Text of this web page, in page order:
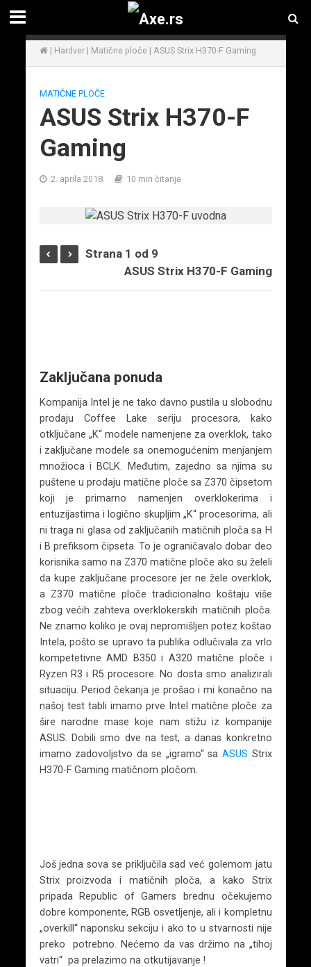
| Hardver| Matične ploče| ASUS Strix H370-F Gaming
MATIČNE PLOČE
ASUS Strix H370-F
Gaming
2. aprila 2018. 10 min čitanja
Strana 1 od 9
ASUS Strix H370-F Gaming
Zaključana ponuda
Kompanija Intel je ne tako davno pustila u slobodnu
prodaju Coffee Lake seriju procesora, kako
otključane „K“ modele namenjene za overklok, tako
i zaključane modele sa onemogućenim menjanjem
množioca i BCLK. Međutim, zajedno sa njima su
puštene u prodaju matične ploče sa Z370 čipsetom
koji je primarno namenjen overklokerima i
entuzijastima i logično skupljim „K“ procesorima, ali
ni traga ni glasa od zaključanih matičnih ploča sa H
i B prefiksom čipseta. To je ograničavalo dobar deo
korisnika samo na Z370 matične ploče ako su želeli
da kupe zaključane procesore jer ne žele overklok,
a Z370 matične ploče tradicionalno koštaju više
zbog većih zahteva overklokerskih matičnih ploča.
Ne znamo koliko je ovaj nepromišljen potez koštao
Intela, pošto se upravo ta publika odlučivala za vrlo
kompetetivne AMD B350 i A320 matične ploče i
Ryzen R3 i R5 procesore. No dosta smo analizirali
situaciju. Period čekanja je prošao i mi konačno na
našoj test tabli imamo prve Intel matične ploče za
šire narodne mase koje nam stižu iz kompanije
ASUS. Dobili smo dve na test, a danas konkretno
imamo zadovoljstvo da se „igramo“ sa ASUS Strix
H370-F Gaming matičnom pločom.
Još jedna sova se priključila sad već golemom jatu
Strix proizvoda i matičnih ploča, a kako Strix
pripada Republic of Gamers brednu očekujemo
dobre komponente, RGB osvetljenje, ali i kompletnu
„overkill“ naponsku sekciju i ako to u stvarnosti nije
preko potrebno. Nećemo da vas držimo na „tihoj
vatri“ pa prelazimo na otkutijavanje !